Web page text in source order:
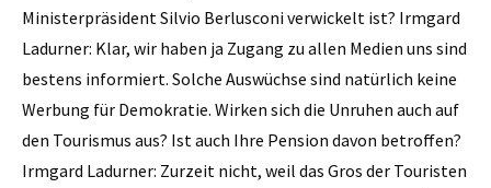
Ministerpräsident Silvio Berlusconi verwickelt ist? Irmgard
Ladurner: Klar, wir haben ja Zugang zu allen Medien uns sind
bestens informiert. Solche Auswüchse sind natürlich keine
Werbung für Demokratie. Wirken sich die Unruhen auch auf
den Tourismus aus? Ist auch Ihre Pension davon betroffen?
Irmgard Ladurner: Zurzeit nicht, weil das Gros der Touristen